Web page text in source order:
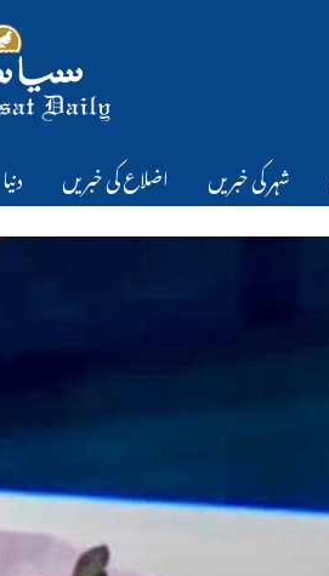
شہر کی خبریں اضلاع کی خبریں دنیا